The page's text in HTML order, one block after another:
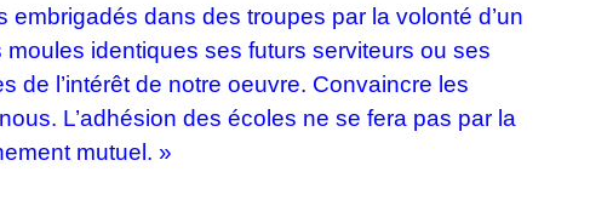
dans des troupes par la volonté d’un
identiques ses futurs serviteurs ou ses
l’intérêt de notre oeuvre. Convaincre les
L’adhésion des écoles ne se fera pas par la
mutuel. »